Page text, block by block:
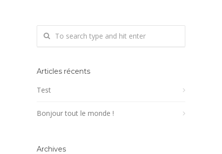
Articles récents
Test
Bonjour tout le monde !
Archives